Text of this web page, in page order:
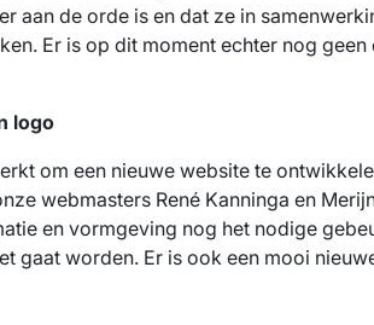
aan de orde is en dat ze in
Er is op dit moment echter nog
logo
om een nieuwe website te
webmasters René Kanninga en
en vormgeving nog het nodige
gaat worden. Er is ook een mooi